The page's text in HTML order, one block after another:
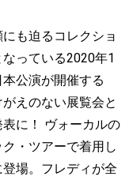
も迫るコレクショ
っている2020年1
公演が開催する
えのない展覧会と
に！ ヴォーカルの
・ツアーで着用し
場。フレディが全